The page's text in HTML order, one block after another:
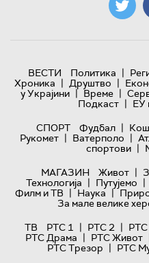
ВЕСТИ Политика |
Хроника | Друштво |
у Украјини | Време |
Подкаст | ЕУ
СПОРТ
Фудбал |
Рукомет | Ватерполо |
спортови |
МАГАЗИН
Живот |
Технологијa | Путујемо |
Филм и ТВ | Наука |
За мале велике
ТВ
РТС 1 | РТС 2 | РТС
РТС Драма | РТС Живот
РТС Трезор | РТС